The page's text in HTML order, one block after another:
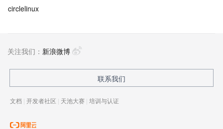
circlelinux
关注我们： 新浪微博
联系我们
文档 | 开发者社区 | 天池大赛 | 培训与认证